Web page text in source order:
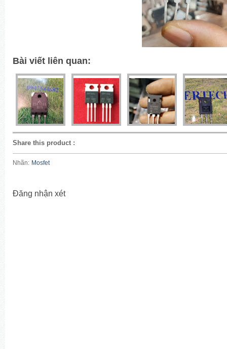
Bài viết liên quan:
Share this product :
Nhãn: Mosfet
Đăng nhận xét